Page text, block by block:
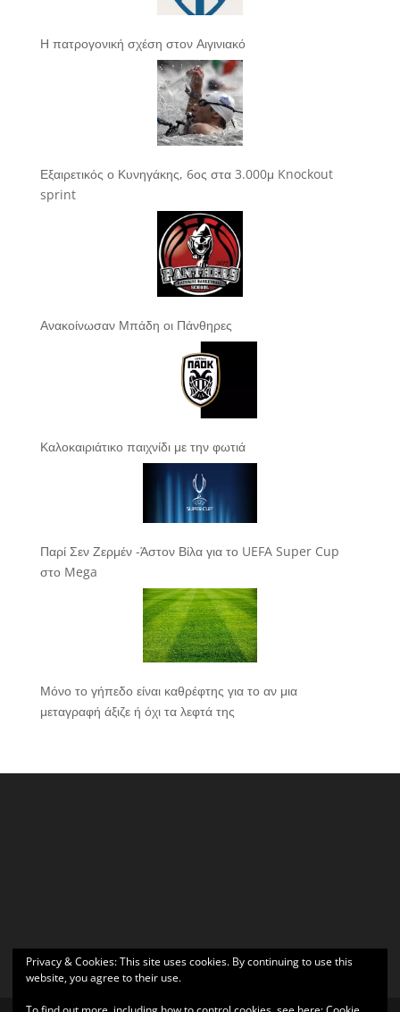
Η πατρογονική σχέση στον Αιγινιακό
Εξαιρετικός ο Κυνηγάκης, 6ος στα 3.000μ Knockout
sprint
Ανακοίνωσαν Μπάδη οι Πάνθηρες
Καλοκαιριάτικο παιχνίδι με την φωτιά
Παρί Σεν Ζερμέν -Άστον Βίλα για το UEFA Super Cup
στο Mega
Μόνο το γήπεδο είναι καθρέφτης για το αν μια
μεταγραφή άξιζε ή όχι τα λεφτά της
Privacy & Cookies: This site uses cookies. By continuing to use this
website, you agree to their use.